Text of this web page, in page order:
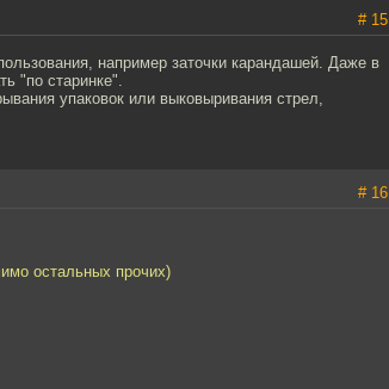
# 15
например заточки карандашей. Даже в
"по старинке".
упаковок или выковыривания стрел,
# 16
остальных прочих)